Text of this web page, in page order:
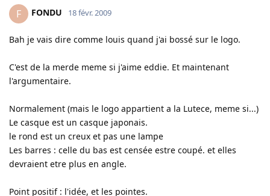
F FONDU 18 févr. 2009
Bah je vais dire comme louis quand j'ai bossé sur le logo.
C'est de la merde meme si j'aime eddie. Et maintenant
l'argumentaire.
Normalement (mais le logo appartient a la Lutece, meme si...)
Le casque est un casque japonais.
le rond est un creux et pas une lampe
Les barres : celle du bas est censée estre coupé. et elles
devraient etre plus en angle.
Point positif : l'idée, et les pointes.